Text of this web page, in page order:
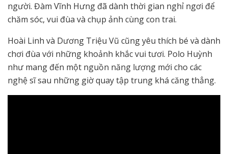
người. Đàm Vĩnh Hưng đã dành thời gian nghỉ ngơi để
chăm sóc, vui đùa và chụp ảnh cùng con trai.
Hoài Linh và Dương Triệu Vũ cũng yêu thích bé và dành
chơi đùa với những khoảnh khắc vui tươi. Polo Huỳnh
như mang đến một nguồn năng lượng mới cho các
nghệ sĩ sau những giờ quay tập trung khá căng thẳng.